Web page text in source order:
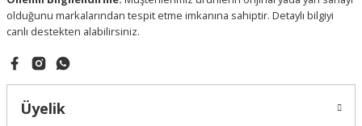
olduğunu markalarından tespit etme imkanına sahiptir. Detaylı bilgiyi
canlı destekten alabilirsiniz.
Üyelik